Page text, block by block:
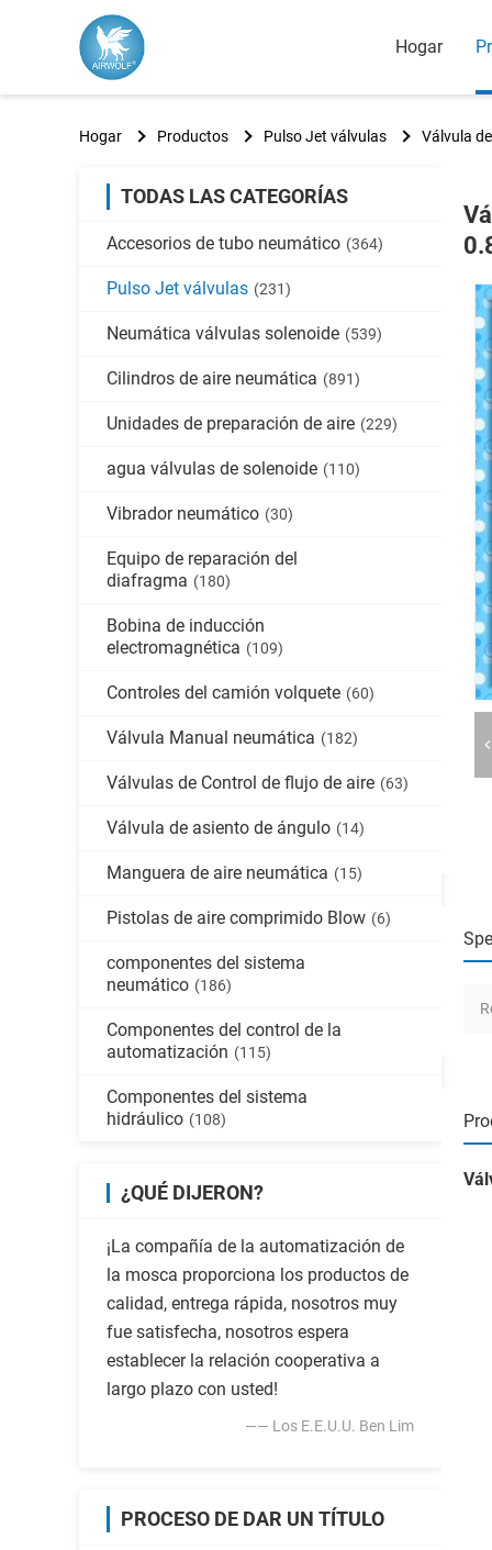
Hogar
Hogar Productos Pulso Jet válvulas Válvula
TODAS LAS CATEGORÍAS
Accesorios de tubo neumático (364)
Pulso Jet válvulas (231)
Neumática válvulas solenoide (539)
Cilindros de aire neumática (891)
Unidades de preparación de aire (229)
agua válvulas de solenoide (110)
Vibrador neumático (30)
Equipo de reparación del
diafragma (180)
Bobina de inducción
electromagnética (109)
Controles del camión volquete (60)
Válvula Manual neumática (182)
Válvulas de Control de flujo de aire (63)
Válvula de asiento de ángulo (14)
Manguera de aire neumática (15)
Pistolas de aire comprimido Blow (6)
componentes del sistema
neumático (186)
Componentes del control de la
automatización (115)
Componentes del sistema
hidráulico (108)
¿QUÉ DIJERON?
¡La compañía de la automatización de
la mosca proporciona los productos de
calidad, entrega rápida, nosotros muy
fue satisfecha, nosotros espera
establecer la relación cooperativa a
largo plazo con usted!
—— Los E.E.U.U. Ben Lim
PROCESO DE DAR UN TÍTULO